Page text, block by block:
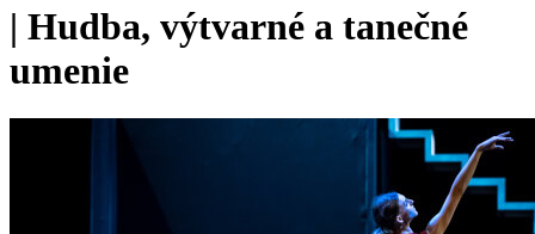
| Hudba, výtvarné a tanečné
umenie